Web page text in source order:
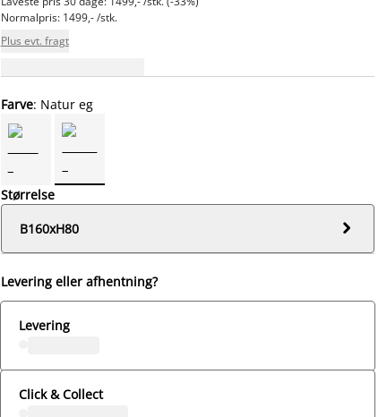
Normalpris: 1499,- /stk.
Plus evt. fragt
Farve: Natur eg
Størrelse
B160xH80

Levering eller afhentning?
Levering
Click & Collect